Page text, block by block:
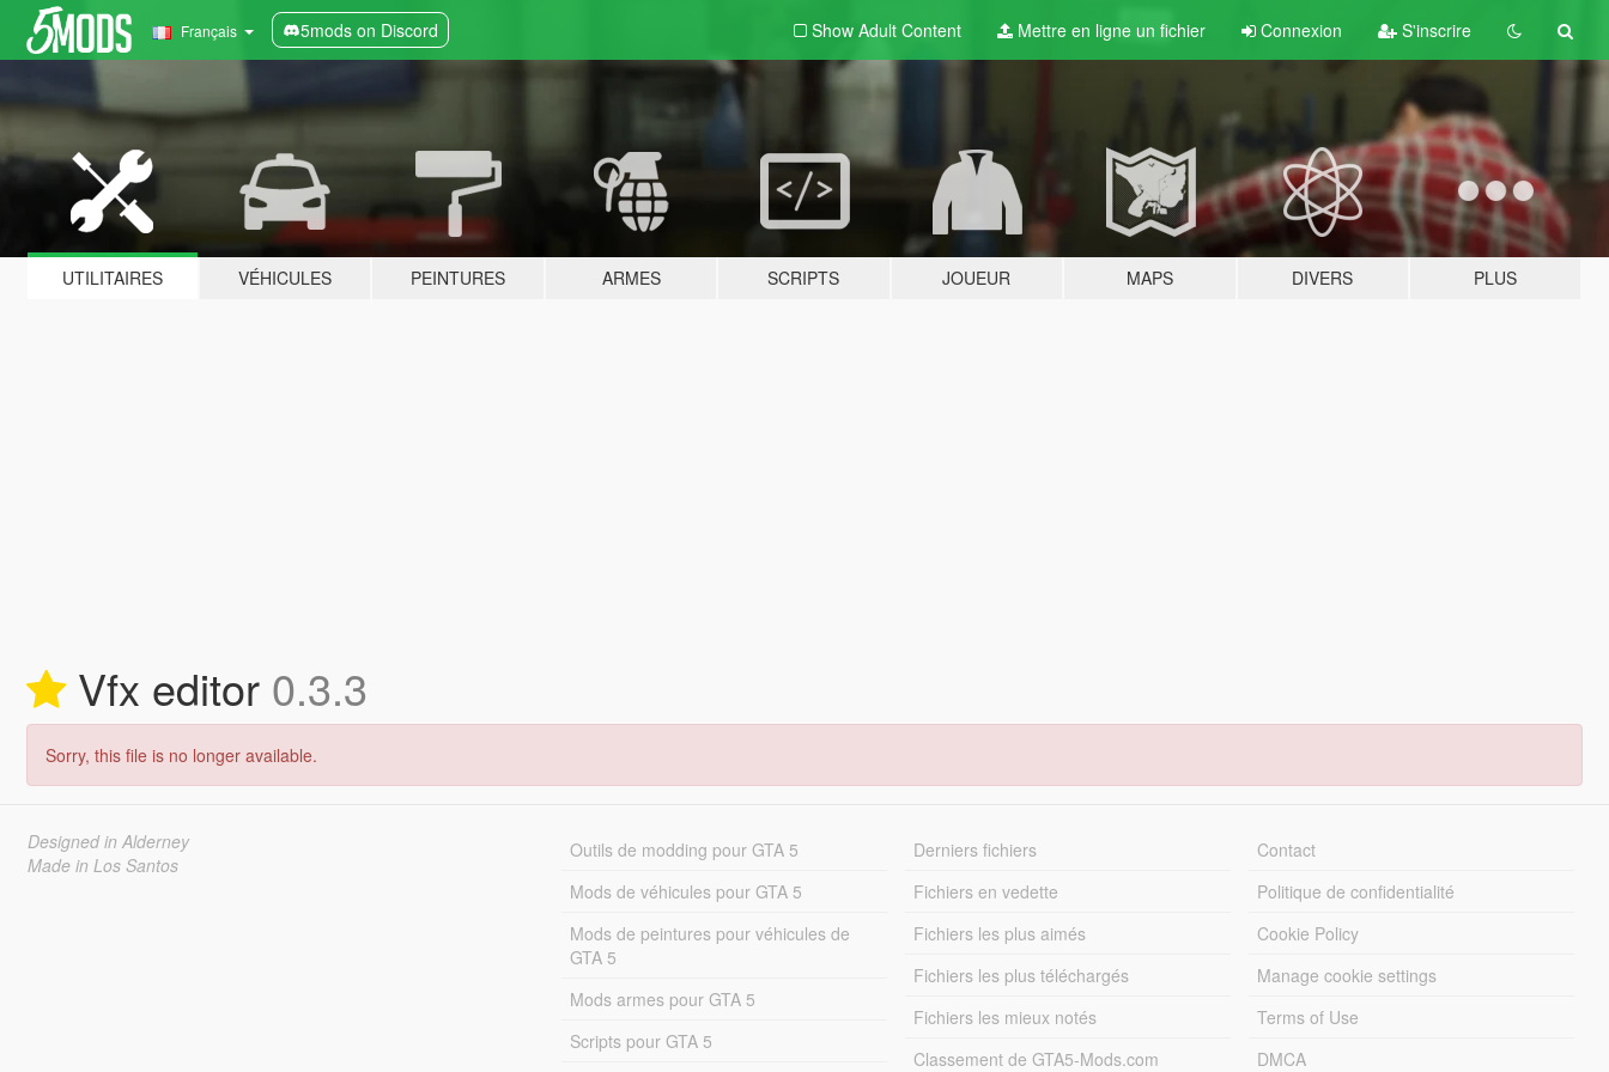
Français 5mods on Discord Show Adult Content Mettre en ligne un fichier Connexion S'inscrire
UTILITAIRES VÉHICULES PEINTURES ARMES SCRIPTS JOUEUR MAPS DIVERS PLUS
Vfx editor 0.3.3
Sorry, this file is no longer available.
Designed in Alderney
Made in Los Santos
Outils de modding pour GTA 5
Mods de véhicules pour GTA 5
Mods de peintures pour véhicules de
GTA 5
Mods armes pour GTA 5
Scripts pour GTA 5
Derniers fichiers
Fichiers en vedette
Fichiers les plus aimés
Fichiers les plus téléchargés
Fichiers les mieux notés
Classement de GTA5-Mods.com
Contact
Politique de confidentialité
Cookie Policy
Manage cookie settings
Terms of Use
DMCA